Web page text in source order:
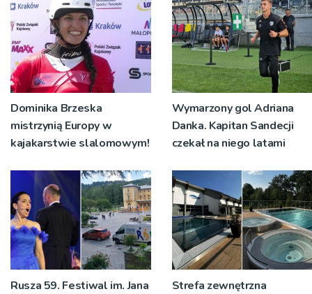
Dominika Brzeska
mistrzynią Europy w
kajakarstwie slalomowym!
Wymarzony gol Adriana
Danka. Kapitan Sandecji
czekał na niego latami
Rusza 59. Festiwal im. Jana Strefa zewnętrzna